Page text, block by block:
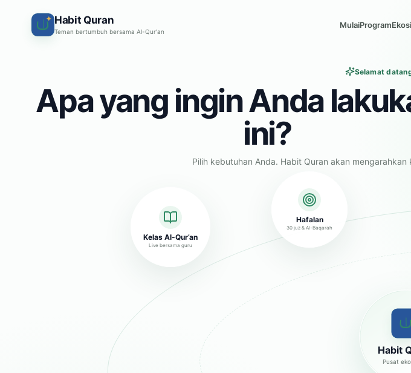
✦ Habit Quran
Teman bertumbuh bersama Al-Qur'an
MulaiProgram
Selamat
Apa yang ingin Anda
ini?
Pilih kebutuhan Anda. Habit Quran akan
Habit
Pusat
Kelas Al-Qur’an
Live bersama guru
Hafalan
30 juz & Al-Baqarah